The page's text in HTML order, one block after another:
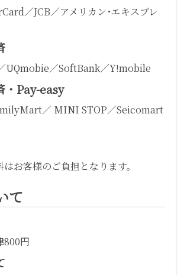
／JCB／アメリカン･エキスプレ
UQmobie／SoftBank／Y!mobile
・Pay-easy
／ MINI STOP／Seicomart
お客様のご負担となります。
て
800円